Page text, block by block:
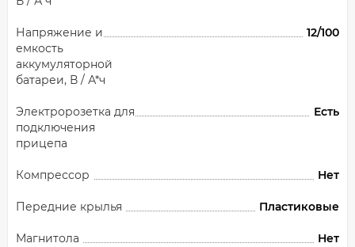
Напряжение и
емкость
аккумуляторной
батареи, В / А*ч
12/100
Электророзетка для
подключения
прицепа
Есть
Компрессор Нет
Передние крылья Пластиковые
Магнитола Нет